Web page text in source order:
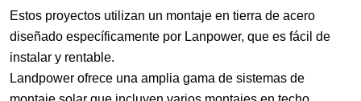
Estos proyectos utilizan un montaje en tierra de acero
diseñado específicamente por Lanpower, que es fácil de
instalar y rentable.
Landpower ofrece una amplia gama de sistemas de